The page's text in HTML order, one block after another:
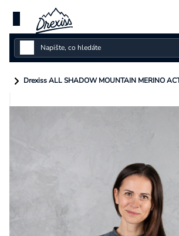
obsah
Dámské
Dětské
Vlastní design
Drexiss ALL SHADOW MOUNTAIN MERINO